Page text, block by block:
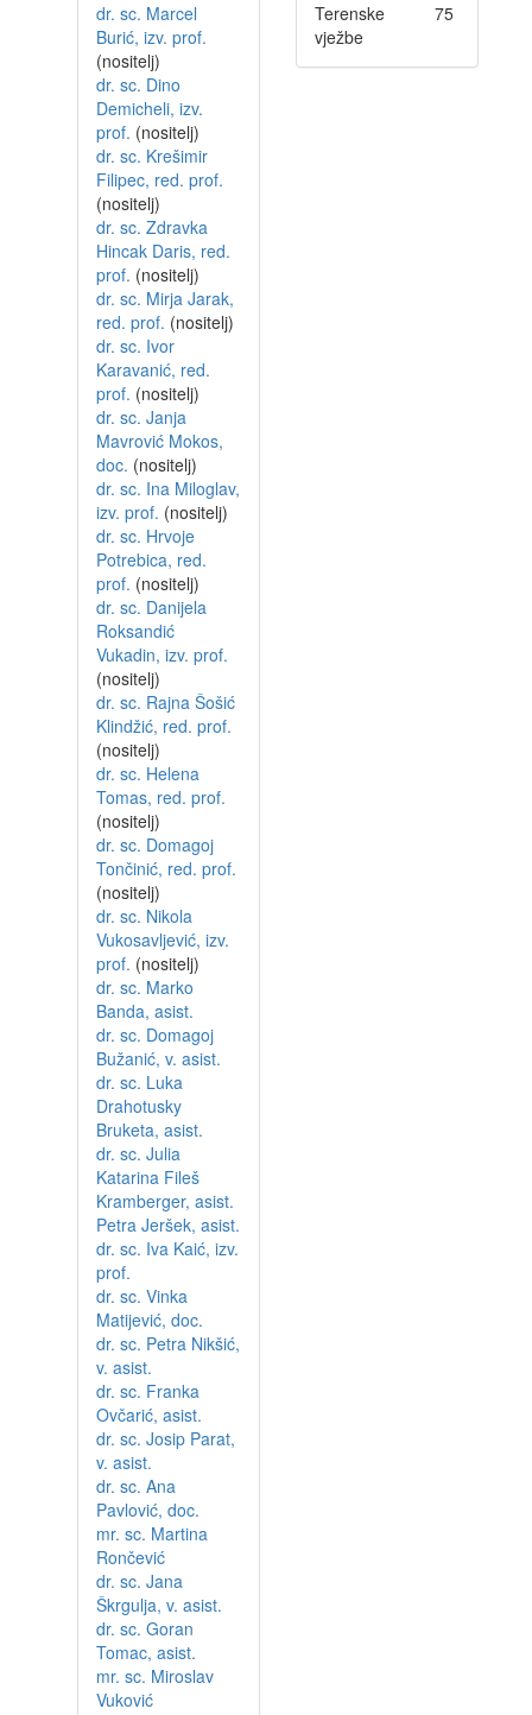
dr. sc. Marcel
Burić, izv. prof.
(nositelj)
dr. sc. Dino
Demicheli, izv.
prof. (nositelj)
dr. sc. Krešimir
Filipec, red. prof.
(nositelj)
dr. sc. Zdravka
Hincak Daris, red.
prof. (nositelj)
dr. sc. Mirja Jarak,
red. prof. (nositelj)
dr. sc. Ivor
Karavanić, red.
prof. (nositelj)
dr. sc. Janja
Mavrović Mokos,
doc. (nositelj)
dr. sc. Ina Miloglav,
izv. prof. (nositelj)
dr. sc. Hrvoje
Potrebica, red.
prof. (nositelj)
dr. sc. Danijela
Roksandić
Vukadin, izv. prof.
(nositelj)
dr. sc. Rajna Šošić
Klindžić, red. prof.
(nositelj)
dr. sc. Helena
Tomas, red. prof.
(nositelj)
dr. sc. Domagoj
Tončinić, red. prof.
(nositelj)
dr. sc. Nikola
Vukosavljević, izv.
prof. (nositelj)
dr. sc. Marko
Banda, asist.
dr. sc. Domagoj
Bužanić, v. asist.
dr. sc. Luka
Drahotusky
Bruketa, asist.
dr. sc. Julia
Katarina Fileš
Kramberger, asist.
Petra Jeršek, asist.
dr. sc. Iva Kaić, izv.
prof.
dr. sc. Vinka
Matijević, doc.
dr. sc. Petra Nikšić,
v. asist.
dr. sc. Franka
Ovčarić, asist.
dr. sc. Josip Parat,
v. asist.
dr. sc. Ana
Pavlović, doc.
mr. sc. Martina
Rončević
dr. sc. Jana
Škrgulja, v. asist.
dr. sc. Goran
Tomac, asist.
mr. sc. Miroslav
Vuković
Terenske
vježbe
75